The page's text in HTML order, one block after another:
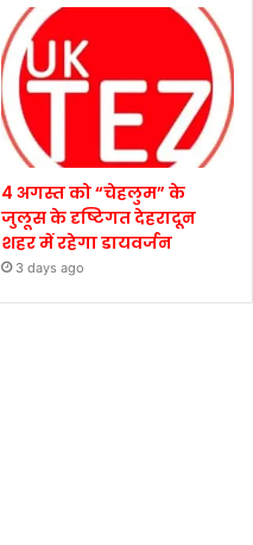
4 अगस्त को “चेहलुम” के
जुलूस के दृष्टिगत देहरादून
शहर में रहेगा डायवर्जन
3 days ago